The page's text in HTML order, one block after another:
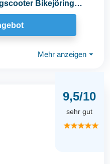
Bikejöring
Mehr anzeigen ⏷
9,5/10
sehr gut
★★★★★